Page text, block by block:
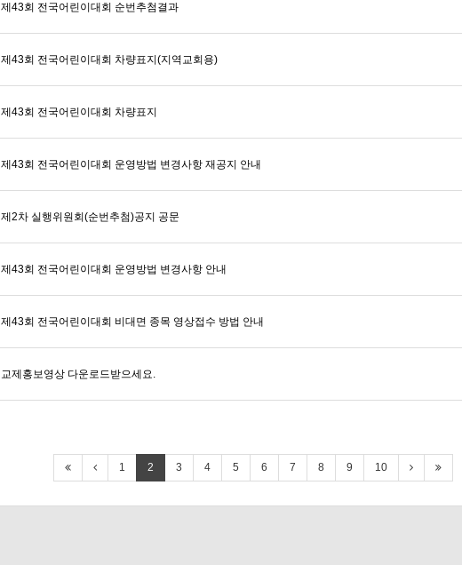
제43회 전국어린이대회 순번추첨결과
제43회 전국어린이대회 차량표지(지역교회용)
제43회 전국어린이대회 차량표지
제43회 전국어린이대회 운영방법 변경사항 재공지 안내
제2차 실행위원회(순번추첨)공지 공문
제43회 전국어린이대회 운영방법 변경사항 안내
제43회 전국어린이대회 비대면 종목 영상접수 방법 안내
교제홍보영상 다운로드받으세요.
1 2 3 4 5 6 7 8 9 10